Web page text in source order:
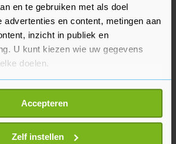
en te gebruiken met als doel
advertenties en content, metingen aan
inzicht in publiek en
U kunt kiezen wie uw gegevens
doelen.
we ook graag:
verzamelen over uw geografische
een paar meter nauwkeurig kan zijn
identificeren door het actief te
Accepteren
Zelf instellen
Ugg Vachtlaarzen Classic
Mini Alpine